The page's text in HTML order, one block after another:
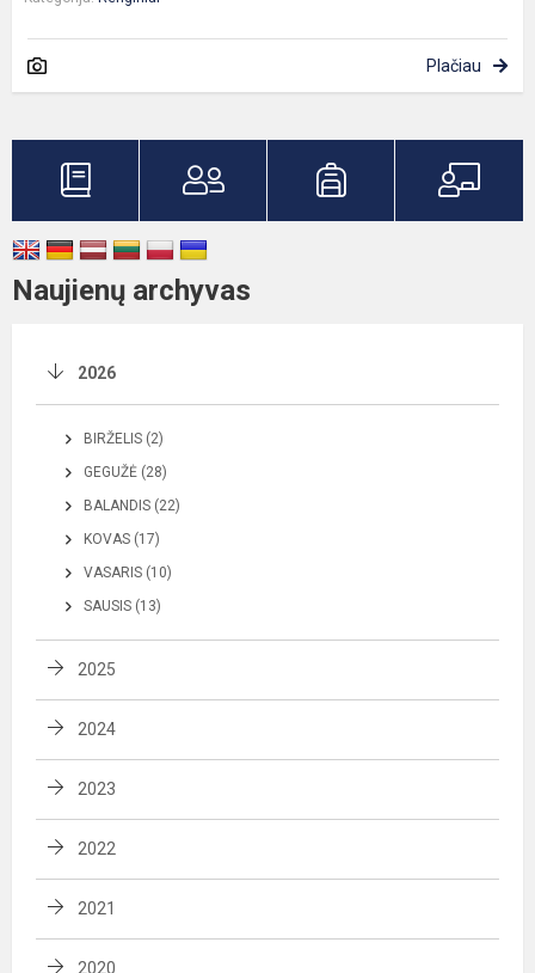
Plačiau
Naujienų archyvas
2026
BIRŽELIS (2)
GEGUŽĖ (28)
BALANDIS (22)
KOVAS (17)
VASARIS (10)
SAUSIS (13)
2025
2024
2023
2022
2021
2020